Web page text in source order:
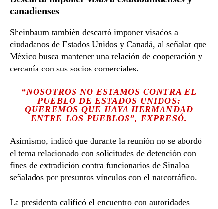
canadienses
Sheinbaum también descartó imponer visados a
ciudadanos de Estados Unidos y Canadá, al señalar que
México busca mantener una relación de cooperación y
cercanía con sus socios comerciales.
“NOSOTROS NO ESTAMOS CONTRA EL
PUEBLO DE ESTADOS UNIDOS;
QUEREMOS QUE HAYA HERMANDAD
ENTRE LOS PUEBLOS”, EXPRESÓ.
Asimismo, indicó que durante la reunión no se abordó
el tema relacionado con solicitudes de detención con
fines de extradición contra funcionarios de Sinaloa
señalados por presuntos vínculos con el narcotráfico.
La presidenta calificó el encuentro con autoridades